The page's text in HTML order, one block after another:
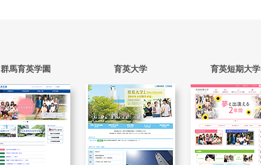
群馬育英学園 育英大学 育英短期大学